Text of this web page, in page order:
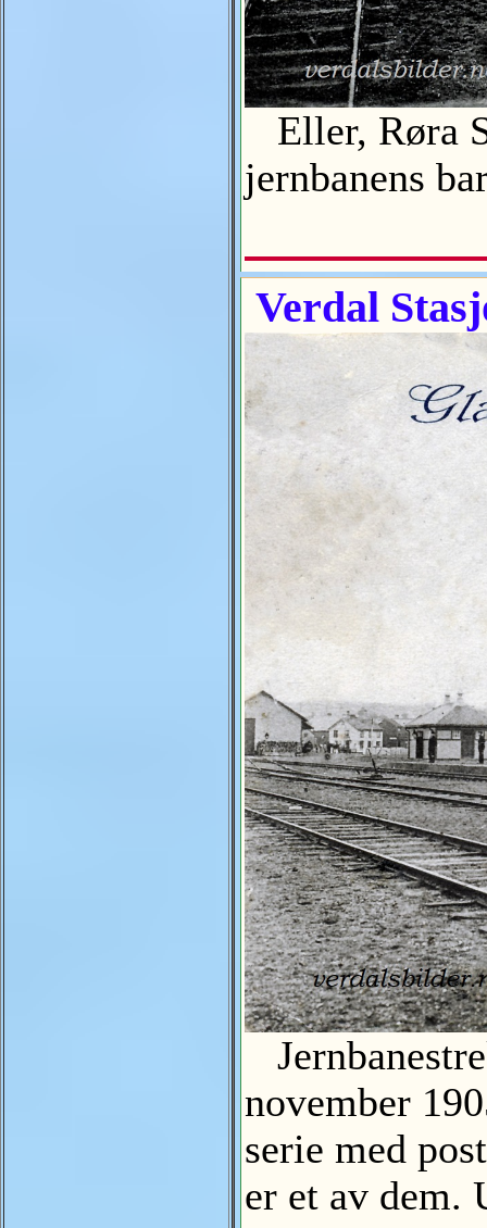
Eller, Røra
jernbanens
Verdal
november
serie med
er et av